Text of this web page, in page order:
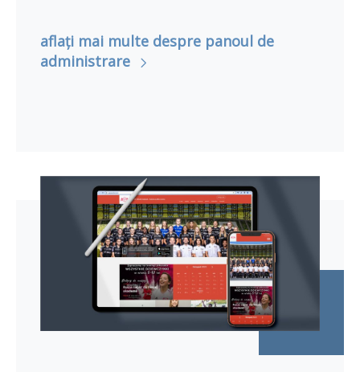
aflați mai multe despre panoul de
administrare